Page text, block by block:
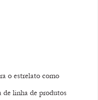
o estrelato como
de linha de produtos